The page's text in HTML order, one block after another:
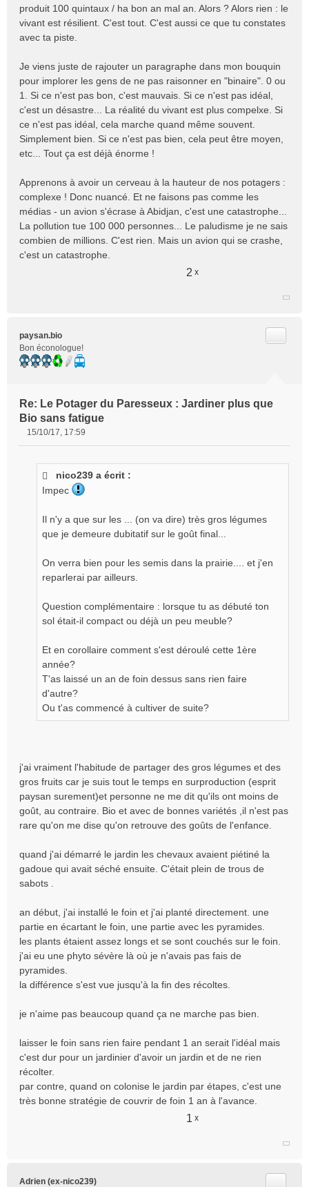
produit 100 quintaux / ha bon an mal an. Alors ? Alors rien : le
vivant est résilient. C'est tout. C'est aussi ce que tu constates
avec ta piste.
Je viens juste de rajouter un paragraphe dans mon bouquin
pour implorer les gens de ne pas raisonner en "binaire". 0 ou
1. Si ce n'est pas bon, c'est mauvais. Si ce n'est pas idéal,
c'est un désastre... La réalité du vivant est plus compelxe. Si
ce n'est pas idéal, cela marche quand même souvent.
Simplement bien. Si ce n'est pas bien, cela peut être moyen,
etc... Tout ça est déjà énorme !
Apprenons à avoir un cerveau à la hauteur de nos potagers :
complexe ! Donc nuancé. Et ne faisons pas comme les
médias - un avion s'écrase à Abidjan, c'est une catastrophe...
La pollution tue 100 000 personnes... Le paludisme je ne sais
combien de millions. C'est rien. Mais un avion qui se crashe,
c'est un catastrophe.
2 x
paysan.bio
Bon éconologue!
Re: Le Potager du Paresseux : Jardiner plus que
Bio sans fatigue
15/10/17, 17:59
nico239 a écrit :
Impec
Il n'y a que sur les ... (on va dire) très gros légumes
que je demeure dubitatif sur le goût final...
On verra bien pour les semis dans la prairie.... et j'en
reparlerai par ailleurs.
Question complémentaire : lorsque tu as débuté ton
sol était-il compact ou déjà un peu meuble?
Et en corollaire comment s'est déroulé cette 1ère
année?
T'as laissé un an de foin dessus sans rien faire
d'autre?
Ou t'as commencé à cultiver de suite?
j'ai vraiment l'habitude de partager des gros légumes et des
gros fruits car je suis tout le temps en surproduction (esprit
paysan surement)et personne ne me dit qu'ils ont moins de
goût, au contraire. Bio et avec de bonnes variétés ,il n'est pas
rare qu'on me dise qu'on retrouve des goûts de l'enfance.
quand j'ai démarré le jardin les chevaux avaient piétiné la
gadoue qui avait séché ensuite. C'était plein de trous de
sabots .
an début, j'ai installé le foin et j'ai planté directement. une
partie en écartant le foin, une partie avec les pyramides.
les plants étaient assez longs et se sont couchés sur le foin.
j'ai eu une phyto sévère là où je n'avais pas fais de
pyramides.
la différence s'est vue jusqu'à la fin des récoltes.
je n'aime pas beaucoup quand ça ne marche pas bien.
laisser le foin sans rien faire pendant 1 an serait l'idéal mais
c'est dur pour un jardinier d'avoir un jardin et de ne rien
récolter.
par contre, quand on colonise le jardin par étapes, c'est une
très bonne stratégie de couvrir de foin 1 an à l'avance.
1 x
Adrien (ex-nico239)